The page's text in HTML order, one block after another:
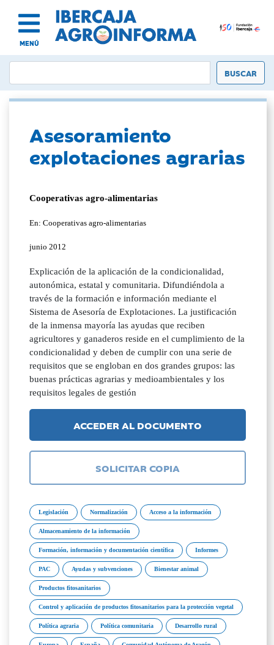
MENÚ
Asesoramiento
explotaciones agrarias
Cooperativas agro-alimentarias
En: Cooperativas agro-alimentarias
junio 2012
Explicación de la aplicación de la condicionalidad,
autonómica, estatal y comunitaria. Difundiéndola a
través de la formación e información mediante el
Sistema de Asesoría de Explotaciones. La justificación
de la inmensa mayoría las ayudas que reciben
agricultores y ganaderos reside en el cumplimiento de la
condicionalidad y deben de cumplir con una serie de
requisitos que se engloban en dos grandes grupos: las
buenas prácticas agrarias y medioambientales y los
requisitos legales de gestión
ACCEDER AL DOCUMENTO
SOLICITAR COPIA
Legislación Normalización Acceso a la información
Almacenamiento de la información
Formación, información y documentación científica Informes
PAC Ayudas y subvenciones Bienestar animal
Productos fitosanitarios
Control y aplicación de productos fitosanitarios para la protección vegetal
Política agraria Política comunitaria Desarrollo rural